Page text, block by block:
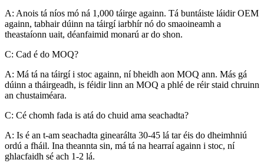
A: Anois tá níos mó ná 1,000 táirge againn. Tá buntáiste láidir OEM
againn, tabhair dúinn na táirgí iarbhír nó do smaoineamh a
theastaíonn uait, déanfaimid monarú ar do shon.
C: Cad é do MOQ?
A: Má tá na táirgí i stoc againn, ní bheidh aon MOQ ann. Más gá
dúinn a tháirgeadh, is féidir linn an MOQ a phlé de réir staid chruinn
an chustaiméara.
C: Cé chomh fada is atá do chuid ama seachadta?
A: Is é an t-am seachadta ginearálta 30-45 lá tar éis do dheimhniú
ordú a fháil. Ina theannta sin, má tá na hearraí againn i stoc, ní
ghlacfaidh sé ach 1-2 lá.